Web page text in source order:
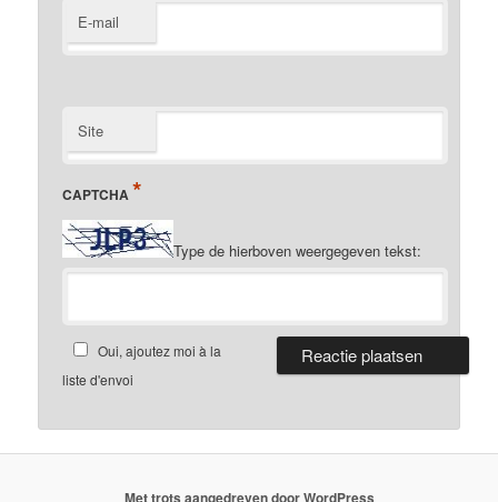
E-mail
Site
CAPTCHA*
Type de hierboven weergegeven tekst:
Oui, ajoutez moi à la
liste d'envoi
Met trots aangedreven door WordPress